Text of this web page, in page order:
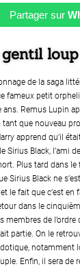
Partager sur
de la saga
fameux petit
ans. Remus Lupin
que nouveau
apprend qu’il
Sirius Black, l’ami
Plus tard dans le
Sirius Black ne
le fait que c’est en
dans le
membres de
partie. On le
notamment
Enfin, il sera de